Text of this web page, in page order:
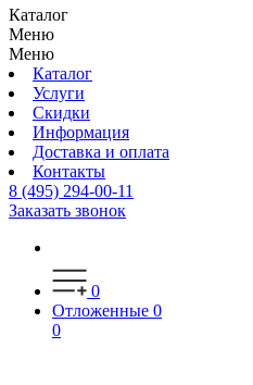
Каталог
Меню
Меню
Каталог
Услуги
Скидки
Информация
Доставка и оплата
Контакты
8 (495) 294-00-11
Заказать звонок
0
Отложенные 0
0